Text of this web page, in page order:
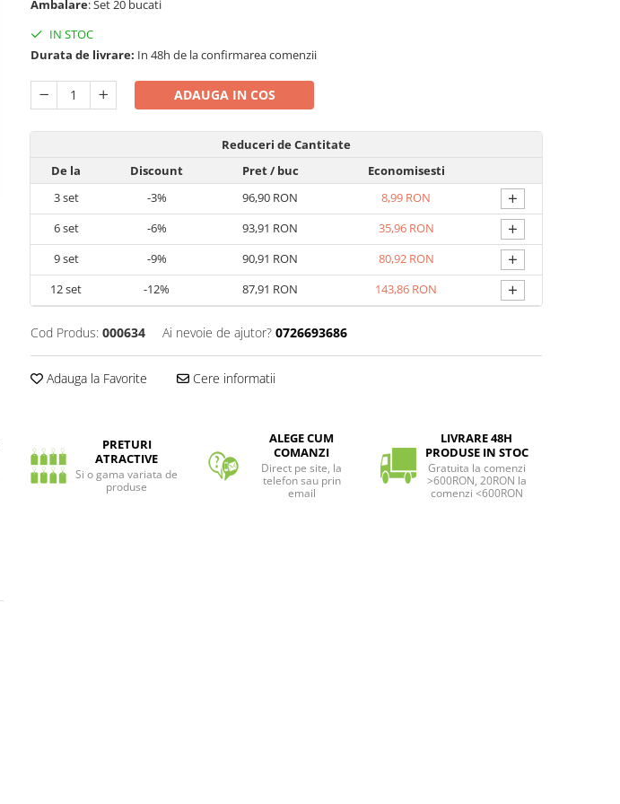
Ambalare: Set 20 bucati
IN STOC
Durata de livrare: In 48h de la confirmarea comenzii
ADAUGA IN COS
Reduceri de Cantitate
De la
Discount Pret/ buc
Economisesti
3set -3% 96,90 RON 8,99 RON +
6set -6% 93,91 RON 35,96 RON +
9set -9% 90,91 RON 80,92 RON +
12set -12% 87,91 RON 143,86 RON +
Cod Produs: 000634 Ai nevoie de ajutor? 0726693686
Adauga la Favorite Cere informatii
PRETURI
ATRACTIVE
Si o gama variata de
produse
ALEGE CUM
COMANZI
Direct pe site, la
telefon sau prin
email
LIVRARE 48H
PRODUSE IN STOC
Gratuita la comenzi
>600RON, 20RON la
comenzi <600RON